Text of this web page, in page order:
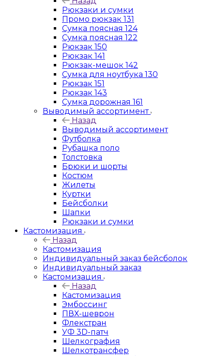
Рюкзаки и сумки
Промо рюкзак 131
Сумка поясная 124
Сумка поясная 122
Рюкзак 150
Рюкзак 141
Рюкзак-мешок 142
Сумка для ноутбука 130
Рюкзак 151
Рюкзак 143
Сумка дорожная 161
Выводимый ассортимент
Назад
Выводимый ассортимент
Футболка
Рубашка поло
Толстовка
Брюки и шорты
Костюм
Жилеты
Куртки
Бейсболки
Шапки
Рюкзаки и сумки
Кастомизация
Назад
Кастомизация
Индивидуальный заказ бейсболок
Индивидуальный заказ
Кастомизация
Назад
Кастомизация
Эмбоссинг
ПВХ-шеврон
Флекстран
УФ 3D-патч
Шелкография
Шелкотрансфер